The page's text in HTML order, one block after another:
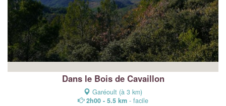
Dans le Bois de Cavaillon
Garéoult (à 3 km)
2h00 - 5.5 km - facile